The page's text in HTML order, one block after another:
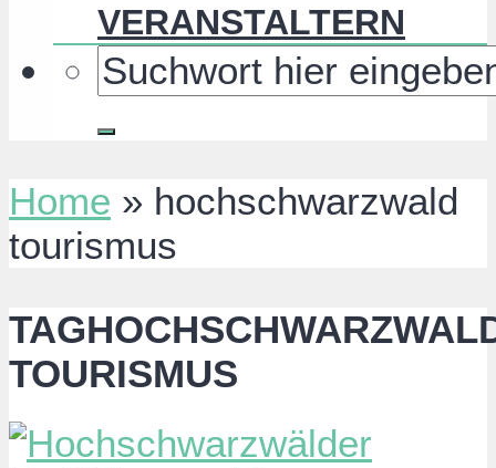
VERANSTALTERN
Home » hochschwarzwald
tourismus
TOURISMUS